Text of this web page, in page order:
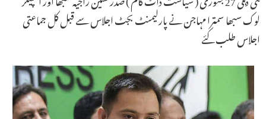
لوک سبھا سمترا مہاجن نے پارلیمنٹ بجٹ اجلاس سے قبل کل جماعتی
اجلاس طلب کئے